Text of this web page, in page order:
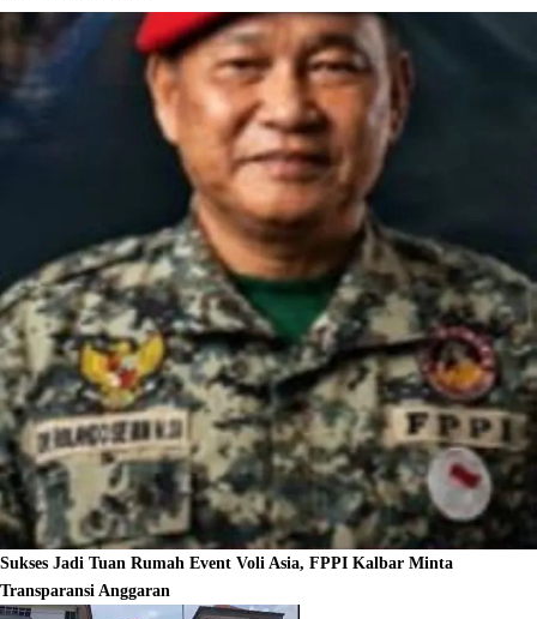
Sukses Jadi Tuan Rumah Event Voli Asia, FPPI Kalbar Minta
Transparansi Anggaran